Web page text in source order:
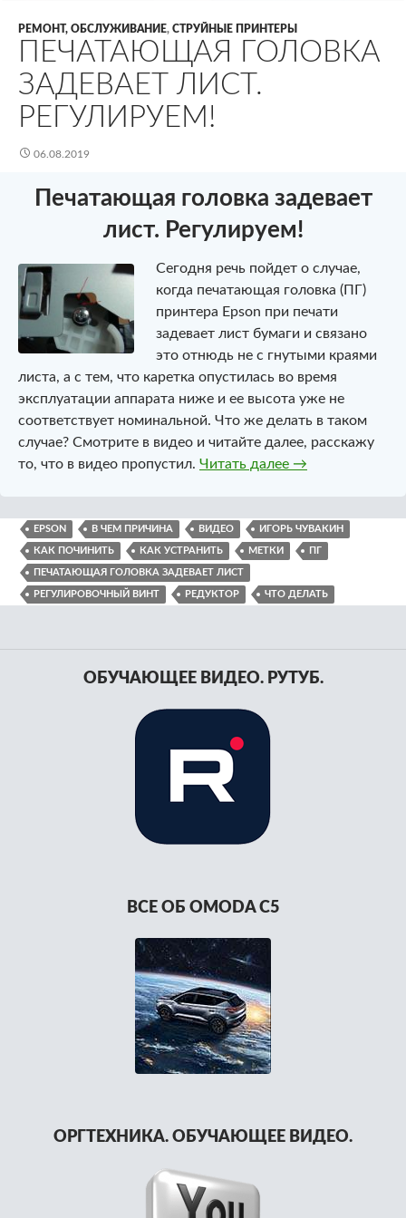
РЕМОНТ, ОБСЛУЖИВАНИЕ, СТРУЙНЫЕ ПРИНТЕРЫ
ПЕЧАТАЮЩАЯ ГОЛОВКА
ЗАДЕВАЕТ ЛИСТ.
РЕГУЛИРУЕМ!
06.08.2019
Печатающая головка задевает
лист. Регулируем!
Сегодня речь пойдет о случае,
когда печатающая головка (ПГ)
принтера Epson при печати
задевает лист бумаги и связано
это отнюдь не с гнутыми краями
листа, а с тем, что каретка опустилась во время
эксплуатации аппарата ниже и ее высота уже не
соответствует номинальной. Что же делать в таком
случае? Смотрите в видео и читайте далее, расскажу
то, что в видео пропустил. Читать далее Печатающая
→
EPSON В ЧЕМ ПРИЧИНА ВИДЕО ИГОРЬ ЧУВАКИН
КАК ПОЧИНИТЬ КАК УСТРАНИТЬ МЕТКИ ПГ
ПЕЧАТАЮЩАЯ ГОЛОВКА ЗАДЕВАЕТ ЛИСТ
РЕГУЛИРОВОЧНЫЙ ВИНТ РЕДУКТОР ЧТО ДЕЛАТЬ
ОБУЧАЮЩЕЕ ВИДЕО. РУТУБ.
ВСЕ ОБ OMODA C5
ОРГТЕХНИКА. ОБУЧАЮЩЕЕ ВИДЕО.